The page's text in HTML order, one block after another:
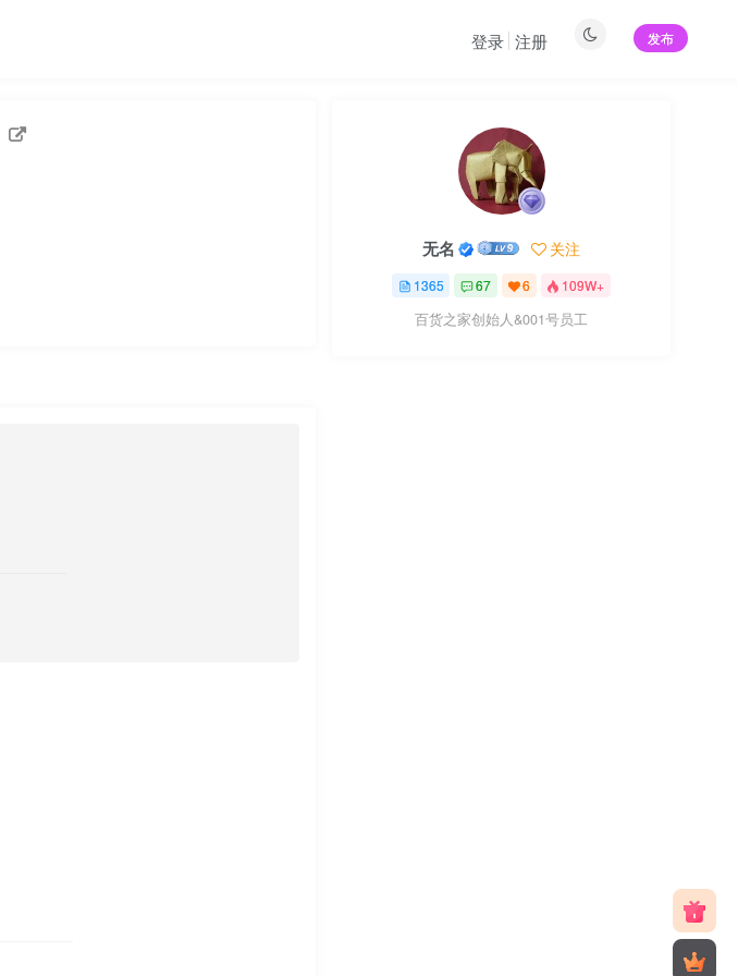
发布
登录 注册
无名 关注
1365 67 6 109W+
百货之家创始人&001号员工